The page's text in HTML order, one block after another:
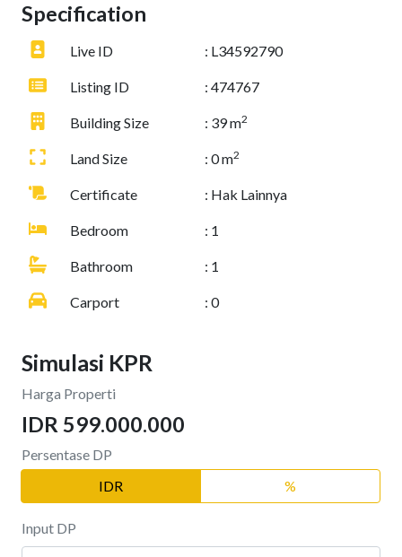
Specification
Live ID : L34592790
Listing ID : 474767
Building Size : 39 m2
Land Size : 0 m2
Certificate : Hak Lainnya
Bedroom : 1
Bathroom : 1
Carport : 0
Simulasi KPR
Harga Properti
IDR 599.000.000
Persentase DP
IDR
%
Input DP